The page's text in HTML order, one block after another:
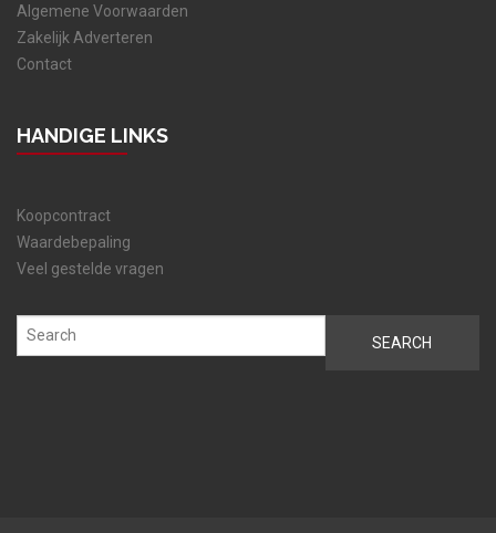
Algemene Voorwaarden
Zakelijk Adverteren
Contact
HANDIGE LINKS
Koopcontract
Waardebepaling
Veel gestelde vragen